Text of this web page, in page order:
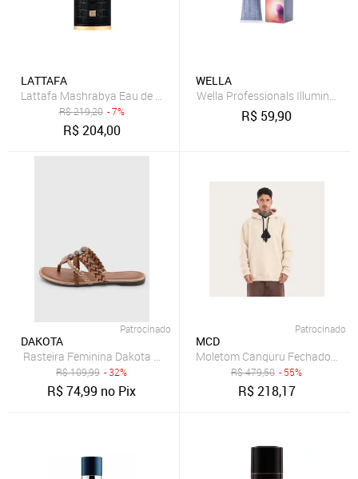
LATTAFA
Lattafa Mashrabya Eau de Parfum - Perfume Unissex 100ml
R$219,20 - 7%
R$204,00
WELLA
Wella Professionals Illumina
R$ 59,90
Patrocinado
DAKOTA
Rasteira Feminina Dakota Tiras Trançadas Marrom
R$109,99 - 32%
R$74,99 no Pix
Patrocinado
MCD
Moletom Canguru Fechado Logo
R$479,50 - 55%
R$218,17